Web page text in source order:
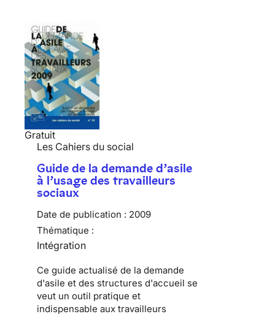
Gratuit
Les Cahiers du social
Guide de la demande d’asile
à l’usage des travailleurs
sociaux
Date de publication : 2009
Thématique :
Intégration
Ce guide actualisé de la demande
d'asile et des structures d'accueil se
veut un outil pratique et
indispensable aux travailleurs